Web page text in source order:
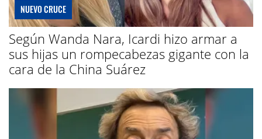
NUEVO CRUCE
Según Wanda Nara, Icardi hizo armar a
sus hijas un rompecabezas gigante con la
cara de la China Suárez